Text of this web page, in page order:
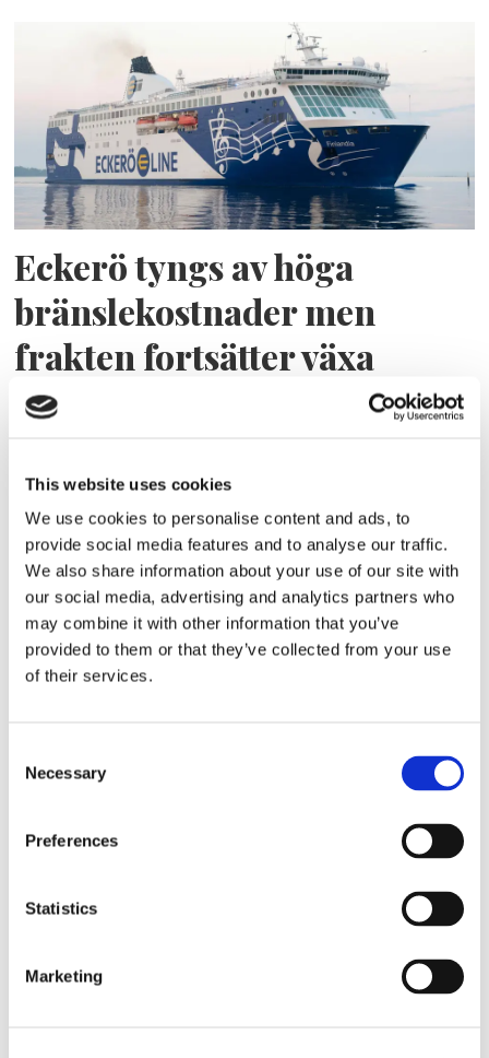
This website uses cookies
We use cookies to personalise content and ads, to
provide social media features and to analyse our traffic.
We also share information about your use of our site with
our social media, advertising and analytics partners who
may combine it with other information that you’ve
provided to them or that they’ve collected from your use
of their services.
Selection
Necessary
Preferences
Statistics
Marketing
Eckerö tyngs av höga
bränslekostnader men
frakten fortsätter växa
Storaffären: Kongsberg
Maritime köper Berg